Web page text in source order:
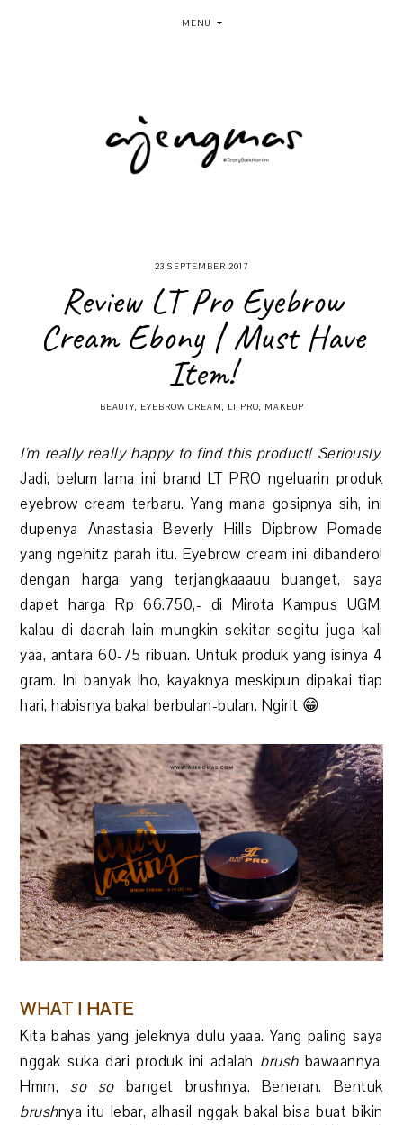
MENU
23 SEPTEMBER 2017
Review LT Pro Eyebrow
Cream Ebony | Must Have
Item!
BEAUTY, EYEBROW CREAM, LT PRO, MAKEUP
I'm really really happy to find this product! Seriously.
Jadi, belum lama ini brand LT PRO ngeluarin produk
eyebrow cream terbaru. Yang mana gosipnya sih, ini
dupenya Anastasia Beverly Hills Dipbrow Pomade
yang ngehitz parah itu. Eyebrow cream ini dibanderol
dengan harga yang terjangkaaauu buanget, saya
dapet harga Rp 66.750,- di Mirota Kampus UGM,
kalau di daerah lain mungkin sekitar segitu juga kali
yaa, antara 60-75 ribuan. Untuk produk yang isinya 4
gram. Ini banyak lho, kayaknya meskipun dipakai tiap
hari, habisnya bakal berbulan-bulan. Ngirit 😁
WHAT I HATE
Kita bahas yang jeleknya dulu yaaa. Yang paling saya
nggak suka dari produk ini adalah brush bawaannya.
Hmm, so sobanget brushnya. Beneran. Bentuk
brushnya itu lebar, alhasil nggak bakal bisa buat bikin